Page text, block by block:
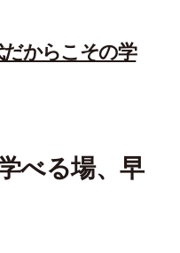
からこその学
べる場、早